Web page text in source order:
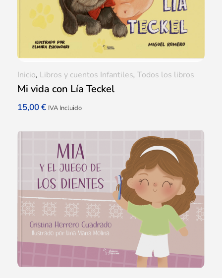
Mi vida con Lía Teckel
15,00€ IVA Incluido
Inicio, Libros y cuentos Infantiles, Todos los libros